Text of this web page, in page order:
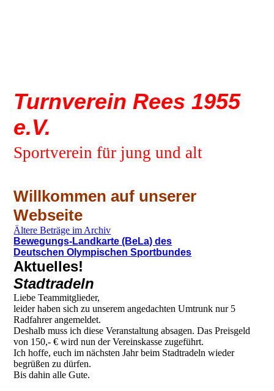
Turnverein Rees 1955
e.V.
Sportverein für jung und alt
Willkommen auf unserer
Webseite
Ältere Beträge im Archiv
Bewegungs-Landkarte (BeLa) des
Deutschen Olympischen Sportbundes
Aktuelles!
Stadtradeln
Liebe Teammitglieder,
leider haben sich zu unserem angedachten Umtrunk nur 5
Radfahrer angemeldet.
Deshalb muss ich diese Veranstaltung absagen. Das Preisgeld
von 150,- € wird nun der Vereinskasse zugeführt.
Ich hoffe, euch im nächsten Jahr beim Stadtradeln wieder
begrüßen zu dürfen.
Bis dahin alle Gute.